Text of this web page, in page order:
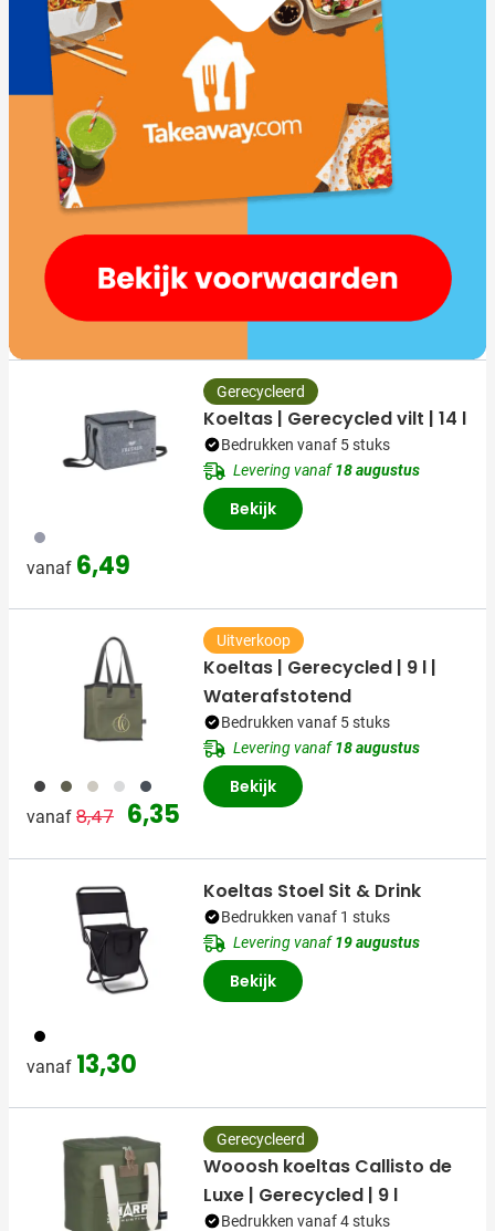
003
vanaf 6,49
Gerecycleerd
Koeltas | Gerecycled vilt | 14 l
Bedrukken vanaf 5 stuks
Levering vanaf18 augustus
Bekijk
001 004 357 018 536
vanaf Normale prijs
8,47 Speciale prijs
6,35
Uitverkoop
Koeltas | Gerecycled | 9 l |
Waterafstotend
Bedrukken vanaf 5 stuks
Levering vanaf18 augustus
Bekijk
001
vanaf 13,30
Koeltas Stoel Sit & Drink
Bedrukken vanaf 1 stuks
Levering vanaf19 augustus
Bekijk
Gerecycleerd
Wooosh koeltas Callisto de
Luxe | Gerecycled | 9 l
Bedrukken vanaf 4 stuks